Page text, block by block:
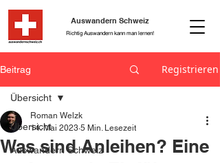
Richtig Auswandern kann man lernen!
Auswandern Schweiz
Beitrag Registrieren
Übersicht
Auswandern Schweiz
Übersicht
Was sind Anleihen? Eine
Roman Welzk
14. Mai 2023 5 Min. Lesezeit